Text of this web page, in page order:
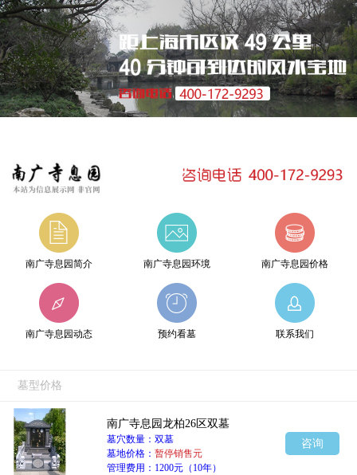
南广寺息园简介 南广寺息园环境 南广寺息园价格
南广寺息园动态 预约看墓 联系我们
墓型价格
南广寺息园龙柏26区双墓
墓穴数量：双墓
墓地价格： 暂停销售元
管理费用：1200元（10年）
咨询